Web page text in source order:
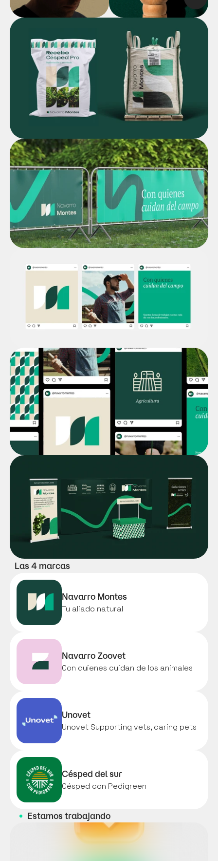
Las 4 marcas
Navarro Montes
Tu aliado natural
Navarro Zoovet
Con quienes cuidan de los animales
Unovet
Unovet Supporting vets, caring pets
Césped del sur
Césped con Pedigreen
Estamos trabajando